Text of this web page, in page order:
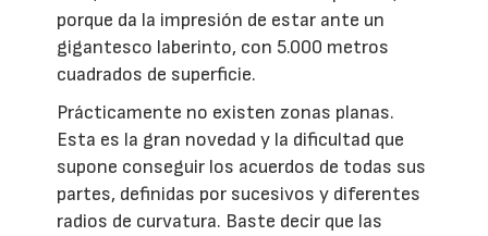
porque da la impresión de estar ante un
gigantesco laberinto, con 5.000 metros
cuadrados de superficie.
Prácticamente no existen zonas planas.
Esta es la gran novedad y la dificultad que
supone conseguir los acuerdos de todas sus
partes, definidas por sucesivos y diferentes
radios de curvatura. Baste decir que las